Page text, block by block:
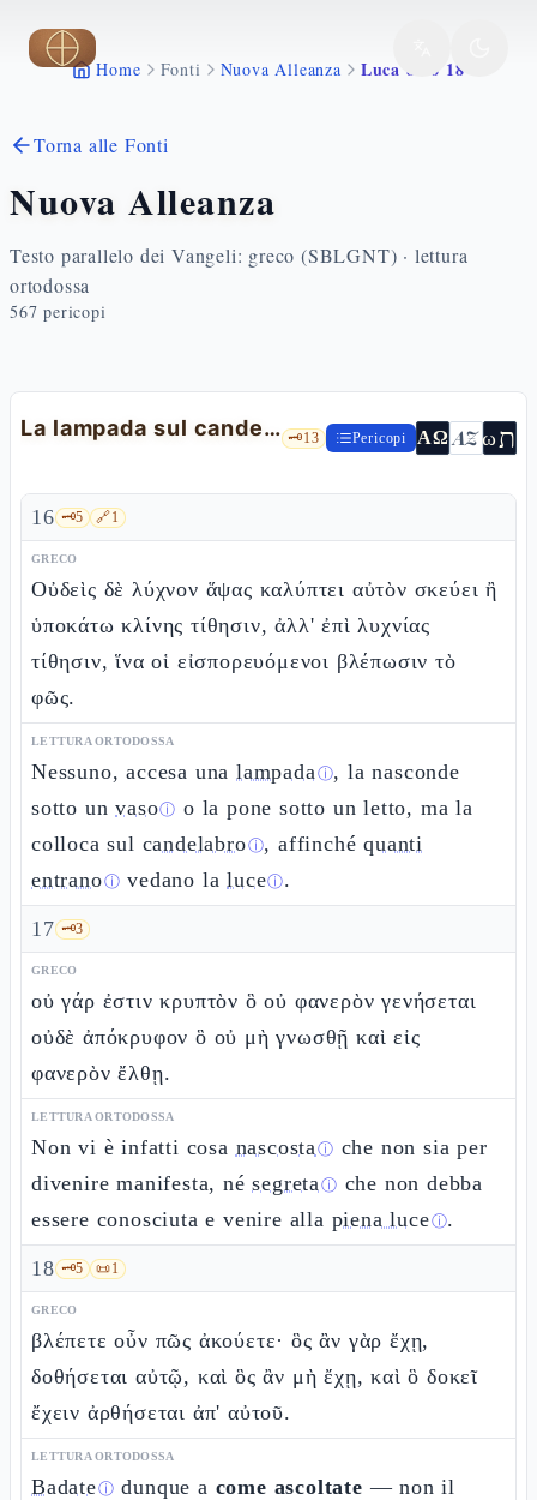
Vai al contenuto principale
Home Fonti Nuova Alleanza Luca 8 16 18
Torna alle Fonti
Nuova Alleanza
Testo parallelo dei Vangeli: greco (SBLGNT) · lettura
ortodossa
567 pericopi
La lampada sul candelabro: badate a come ascoltate 🗝️13 Pericopi ΑΩ AZωת
16 🗝️5 🔗1
GRECO
Οὐδεὶς δὲ λύχνον ἅψας καλύπτει αὐτὸν σκεύει ἢ
ὑποκάτω κλίνης τίθησιν, ἀλλ' ἐπὶ λυχνίας
τίθησιν, ἵνα οἱ εἰσπορευόμενοι βλέπωσιν τὸ
φῶς.
LETTURA ORTODOSSA
Nessuno, accesa unalampadaⓘ, la nasconde
sotto unvasoⓘ o la pone sotto un letto, ma la
colloca sul candelabroⓘ, affinchéquanti
entranoⓘ vedano laluceⓘ.
17 🗝️3
GRECO
οὐ γάρ ἐστιν κρυπτὸν ὃ οὐ φανερὸν γενήσεται
οὐδὲ ἀπόκρυφον ὃ οὐ μὴ γνωσθῇ καὶ εἰς
φανερὸν ἔλθῃ.
LETTURA ORTODOSSA
Non vi è infatti cosa nascostaⓘ che non sia per
divenire manifesta, nésegretaⓘ che non debba
essere conosciuta e venire alla piena luceⓘ.
18 🗝️5 📜1
GRECO
βλέπετε οὖν πῶς ἀκούετε· ὃς ἂν γὰρ ἔχῃ,
δοθήσεται αὐτῷ, καὶ ὃς ἂν μὴ ἔχῃ, καὶ ὃ δοκεῖ
ἔχειν ἀρθήσεται ἀπ' αὐτοῦ.
LETTURA ORTODOSSA
Badateⓘ dunque a come ascoltate — non il